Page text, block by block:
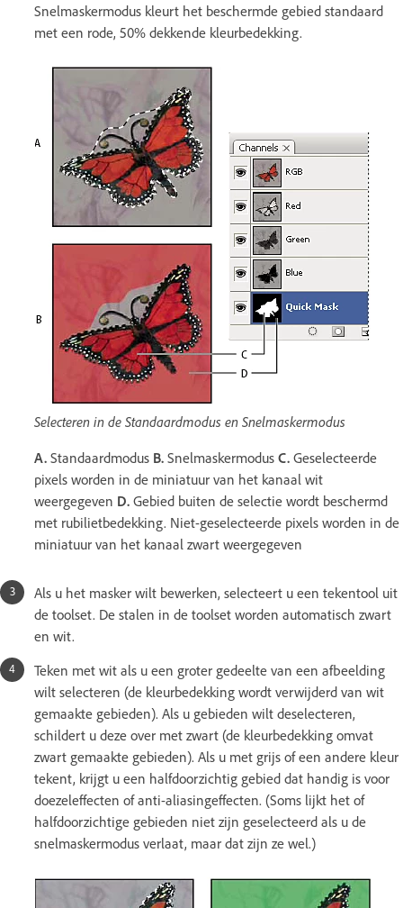
Snelmaskermodus kleurt het beschermde gebied standaard
met een rode, 50% dekkende kleurbedekking.
Selecteren in de Standaardmodus en Snelmaskermodus
A. Standaardmodus B. Snelmaskermodus C. Geselecteerde
pixels worden in de miniatuur van het kanaal wit
weergegeven D. Gebied buiten de selectie wordt beschermd
met rubilietbedekking. Niet-geselecteerde pixels worden in de
miniatuur van het kanaal zwart weergegeven
Als u het masker wilt bewerken, selecteert u een tekentool uit
de toolset. De stalen in de toolset worden automatisch zwart
en wit.
Teken met wit als u een groter gedeelte van een afbeelding
wilt selecteren (de kleurbedekking wordt verwijderd van wit
gemaakte gebieden). Als u gebieden wilt deselecteren,
schildert u deze over met zwart (de kleurbedekking omvat
zwart gemaakte gebieden). Als u met grijs of een andere kleur
tekent, krijgt u een halfdoorzichtig gebied dat handig is voor
doezeleffecten of anti-aliasingeffecten. (Soms lijkt het of
halfdoorzichtige gebieden niet zijn geselecteerd als u de
snelmaskermodus verlaat, maar dat zijn ze wel.)